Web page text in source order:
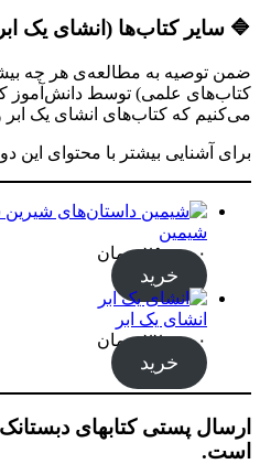
🔷 سایر کتاب‌ها (انشای یک
ضمن توصیه به مطالعه‌ی هر چه
کتاب‌های علمی) توسط دانش‌آموز
می‌کنیم که کتاب‌های انشای یک ابر
برای آشنایی بیشتر با محتوای این
شیمین
۲۵۰,۰۰۰ تومان
خرید
انشای یک ابر
۲۲۰,۰۰۰ تومان
خرید
ارسال پستی کتابهای
است.